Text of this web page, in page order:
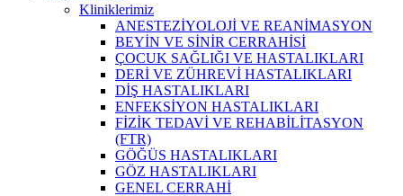
Kliniklerimiz
ANESTEZİYOLOJİ VE REANİMASYON
BEYİN VE SİNİR CERRAHİSİ
ÇOCUK SAĞLIĞI VE HASTALIKLARI
DERİ VE ZÜHREVİ HASTALIKLARI
DİŞ HASTALIKLARI
ENFEKSİYON HASTALIKLARI
FİZİK TEDAVİ VE REHABİLİTASYON
(FTR)
GÖĞÜS HASTALIKLARI
GÖZ HASTALIKLARI
GENEL CERRAHİ